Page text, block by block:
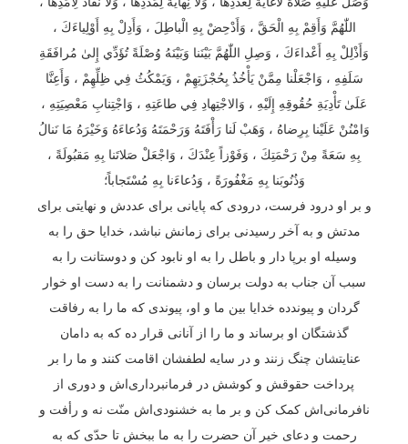
اللّٰهُمَّ وَأَقِمْ بِهِ الْحَقَّ ، وَأَدْحِضْ بِهِ الْباطِلَ ، وَأَدِلْ بِهِ أَوْلِياءَكَ ،
وَأَذْلِلْ بِهِ أَعْداءَكَ ، وَصِلِ اللّٰهُمَّ بَيْنَنا وَبَيْنَهُ وُصْلَةً تُؤَدِّي إِلىٰ مُرافَقَةِ
سَلَفِهِ ، وَاجْعَلْنا مِمَّنْ يَأْخُذُ بِحُجْزَتِهِمْ ، وَيَمْكُثُ فِي ظِلِّهِمْ ، وَأَعِنَّا
عَلَىٰ تَأْدِيَةِ حُقُوقِهِ إِلَيْهِ ، وَالاجْتِهادِ فِي طاعَتِهِ ، وَاجْتِنابِ مَعْصِيَتِهِ ،
وَامْنُنْ عَلَيْنا بِرِضاهُ ، وَهَبْ لَنا رَأْفَتَهُ وَرَحْمَتَهُ وَدُعاءَهُ وَخَيْرَهُ مَا نَنالُ
بِهِ سَعَةً مِنْ رَحْمَتِكَ ، وَفَوْزاً عِنْدَكَ ، وَاجْعَلْ صَلاتَنا بِهِ مَقبُولَةً ،
وَذُنُوبَنا بِهِ مَغْفُورَةً ، وَدُعاءَنا بِهِ مُسْتَجاباً؛
و بر او درود فرست، درودی که پایانی برای عددش و نهایتی برای
مدتش و به آخر رسیدنی برای زمانش نباشد، خدایا حق را به
وسیله او برپا دار و باطل را به او نابود کن و دوستانت را به
سبب آن جناب به دولت برسان و دشمنانت را به دست او خوار
گردان و پیوندده خدایا بین ما و او، پیوندی که ما را به رفاقت
گذشتگان او برساند و ما را از آنانی قرار ده که به دامان
عنایتشان چنگ زنند و در سایه لطفشان اقامت کنند و ما را بر
پرداخت حقوقش و کوشش در فرمانبرداری‌اش و دوری از
نافرمانی‌اش کمک کن و بر ما به خشنودی‌اش منّت نه و رأفت و
رحمت و دعای خیر آن حضرت را به ما ببخش تا حدّی که به